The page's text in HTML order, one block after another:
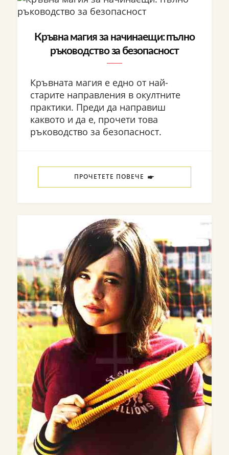
Кръвна магия за начинаещи: пълно
ръководство за безопасност
Кръвната магия е едно от най-
старите направления в окултните
практики. Преди да направиш
каквото и да е, прочети това
ръководство за безопасност.
ПРОЧЕТЕТЕ ПОВЕЧЕ